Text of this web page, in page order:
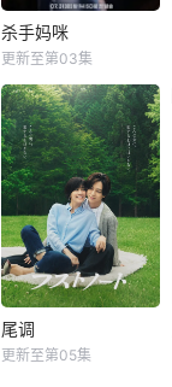
杀手妈咪
更新至第03集
尾调
更新至第05集